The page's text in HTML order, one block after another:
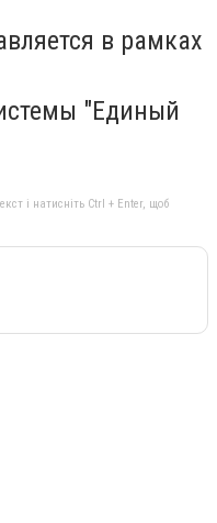
в рамках
"Единый
і натисніть Ctrl + Enter, щоб